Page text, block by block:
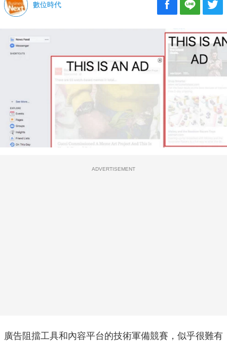
數位時代
ADVERTISEMENT
廣告阻擋工具和內容平台的技術軍備競賽，似乎很難有